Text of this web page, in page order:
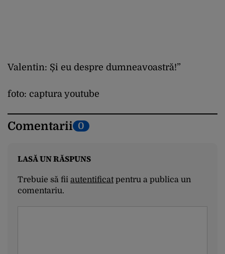
Valentin: Și eu despre dumneavoastră!”
foto: captura youtube
Comentarii 0
LASĂ UN RĂSPUNS
Trebuie să fii autentificatpentru a publica un
comentariu.